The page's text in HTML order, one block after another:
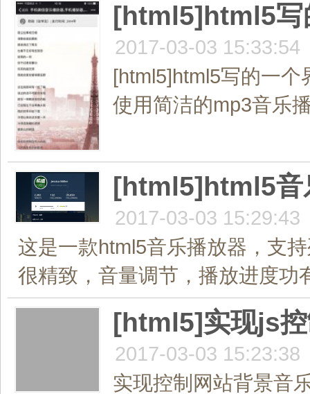
[html5]html5写
2017-03-03 15:33:54
[html5]html5写的一
使用简洁的mp3音乐
[html5]html5音
2017-03-03 15:29:43
这是一款html5音乐播放器，支
很精致，音量调节，播放进度功
[html5]实现js控
2017-03-03 15:23:38
实现控制网站背景音